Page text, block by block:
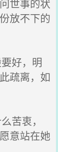
世事的状
放不下的
好，明
疏离，如
苦衷，
意站在她